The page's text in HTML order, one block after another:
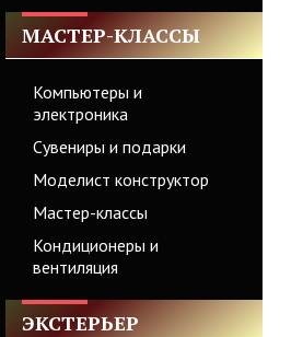
МАСТЕР-КЛАССЫ
Компьютеры и
электроника
Сувениры и подарки
Моделист конструктор
Мастер-классы
Кондиционеры и
вентиляция
ЭКСТЕРЬЕР